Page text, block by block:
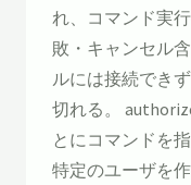
れ、コマンド実
敗・キャンセル
ルには接続でき
切れる。
とにコマンドを
特定のユーザを